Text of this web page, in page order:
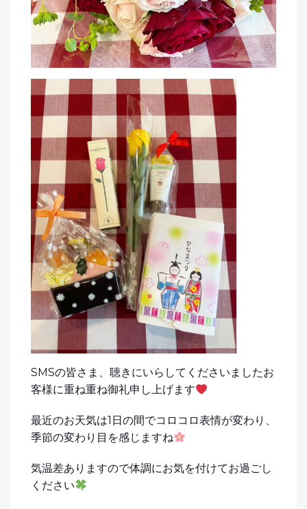
SMSの皆さま、聴きにいらしてくださいましたお
客様に重ね重ね御礼申し上げます
最近のお天気は1日の間でコロコロ表情が変わり、
季節の変わり目を感じますね
気温差ありますので体調にお気を付けてお過ごし
ください